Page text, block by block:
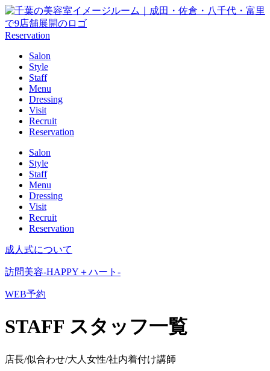
Reservation
Salon
Style
Staff
Menu
Dressing
Visit
Recruit
Reservation
Salon
Style
Staff
Menu
Dressing
Visit
Recruit
Reservation
成人式について
訪問美容-HAPPY＋ハート-
WEB予約
STAFF スタッフ一覧
店長/似合わせ/大人女性/社内着付け講師